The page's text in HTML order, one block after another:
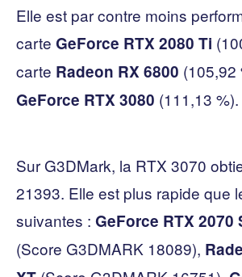
Elle est par contre moins
carte GeForce RTX 2080 Ti
carte Radeon RX 6800 (105,92
GeForce RTX 3080 (111,13 %).
Sur G3DMark, la RTX 3070
21393. Elle est plus rapide que
suivantes : GeForce RTX 2070
(Score G3DMARK 18089),